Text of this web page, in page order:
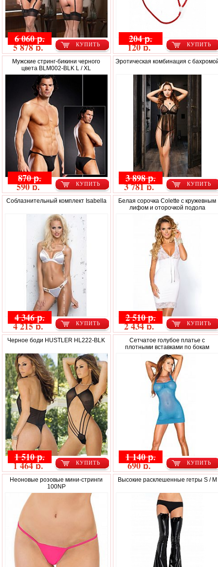
КУПИТЬ
6 060 р.
5 878 р. КУПИТЬ
204 р.
120 р.
Мужские стринг-бикини черного
цвета BLM002-BLK L / XL
КУПИТЬ
870 р.
590 р.
Эротическая комбинация с
КУПИТЬ
3 898 р.
3 781 р.
Соблазнительный комплект Isabella
КУПИТЬ
4 346 р.
4 215 р.
Белая сорочка Colette с кружевным
лифом и оторочкой подола
КУПИТЬ
2 510 р.
2 434 р.
Черное боди HUSTLER HL222-BLK
КУПИТЬ
1 510 р.
1 464 р.
Сетчатое голубое платье с
плотными вставками по бокам
КУПИТЬ
1 140 р.
690 р.
Неоновые розовые мини-стринги
100NP
Высокие расклешенные гетры S / M